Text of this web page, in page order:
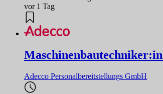
vor 1 Tag
Adecco Personalbereitstellungs GmbH